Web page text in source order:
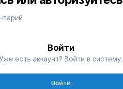
Войти
есть аккаунт? Войти в систему.
Войти